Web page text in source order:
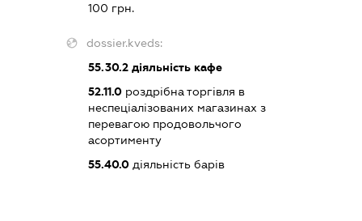
100 грн.
dossier.kveds:
55.30.2діяльність кафе
52.11.0роздрібна торгівля в
неспеціалізованих магазинах з
перевагою продовольчого
асортименту
55.40.0діяльність барів